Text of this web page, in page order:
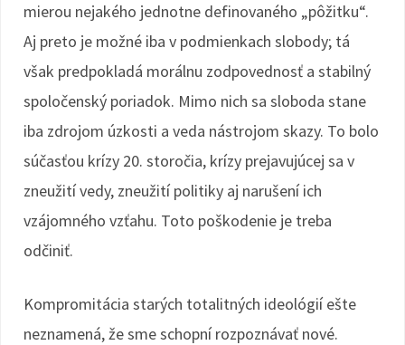
mierou nejakého jednotne definovaného „pôžitku“.
Aj preto je možné iba v podmienkach slobody; tá
však predpokladá morálnu zodpovednosť a stabilný
spoločenský poriadok. Mimo nich sa sloboda stane
iba zdrojom úzkosti a veda nástrojom skazy. To bolo
súčasťou krízy 20. storočia, krízy prejavujúcej sa v
zneužití vedy, zneužití politiky aj narušení ich
vzájomného vzťahu. Toto poškodenie je treba
odčiniť.
Kompromitácia starých totalitných ideológií ešte
neznamená, že sme schopní rozpoznávať nové.